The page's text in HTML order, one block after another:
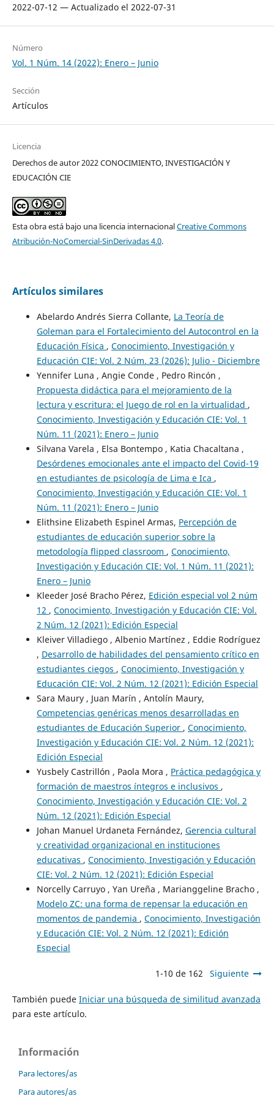
2022-07-12 — Actualizado el 2022-07-31
Número
Vol. 1 Núm. 14 (2022): Enero – Junio
Sección
Artículos
Licencia
Derechos de autor 2022 CONOCIMIENTO, INVESTIGACIÓN Y
EDUCACIÓN CIE
Esta obra está bajo una licencia internacionalCreative Commons
Atribución-NoComercial-SinDerivadas 4.0.
Artículos similares
Abelardo Andrés Sierra Collante, La Teoría de
Goleman para el Fortalecimiento del Autocontrol en la
Educación Física , Conocimiento, Investigación y
Educación CIE: Vol. 2 Núm. 23 (2026): Julio - Diciembre
Yennifer Luna , Angie Conde , Pedro Rincón ,
Propuesta didáctica para el mejoramiento de la
lectura y escritura: el Juego de rol en la virtualidad ,
Conocimiento, Investigación y Educación CIE: Vol. 1
Núm. 11 (2021): Enero – Junio
Silvana Varela , Elsa Bontempo , Katia Chacaltana ,
Desórdenes emocionales ante el impacto del Covid-19
en estudiantes de psicología de Lima e Ica ,
Conocimiento, Investigación y Educación CIE: Vol. 1
Núm. 11 (2021): Enero – Junio
Elithsine Elizabeth Espinel Armas, Percepción de
estudiantes de educación superior sobre la
metodología flipped classroom , Conocimiento,
Investigación y Educación CIE: Vol. 1 Núm. 11 (2021):
Enero – Junio
Kleeder José Bracho Pérez, Edición especial vol 2 núm
12 , Conocimiento, Investigación y Educación CIE: Vol.
2 Núm. 12 (2021): Edición Especial
Kleiver Villadiego , Albenio Martínez , Eddie Rodríguez
, Desarrollo de habilidades del pensamiento crítico en
estudiantes ciegos , Conocimiento, Investigación y
Educación CIE: Vol. 2 Núm. 12 (2021): Edición Especial
Sara Maury , Juan Marín , Antolín Maury,
Competencias genéricas menos desarrolladas en
estudiantes de Educación Superior , Conocimiento,
Investigación y Educación CIE: Vol. 2 Núm. 12 (2021):
Edición Especial
Yusbely Castrillón , Paola Mora , Práctica pedagógica y
formación de maestros íntegros e inclusivos ,
Conocimiento, Investigación y Educación CIE: Vol. 2
Núm. 12 (2021): Edición Especial
Johan Manuel Urdaneta Fernández, Gerencia cultural
y creatividad organizacional en instituciones
educativas , Conocimiento, Investigación y Educación
CIE: Vol. 2 Núm. 12 (2021): Edición Especial
Norcelly Carruyo , Yan Ureña , Marianggeline Bracho ,
Modelo ZC: una forma de repensar la educación en
momentos de pandemia , Conocimiento, Investigación
y Educación CIE: Vol. 2 Núm. 12 (2021): Edición
Especial
1-10 de 162 Siguiente
También puede Iniciar una búsqueda de similitud avanzada
para este artículo.
Información
Para lectores/as
Para autores/as